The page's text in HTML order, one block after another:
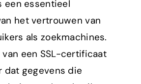
een essentieel
het vertrouwen van
als zoekmachines.
een SSL-certificaat
dat gegevens die